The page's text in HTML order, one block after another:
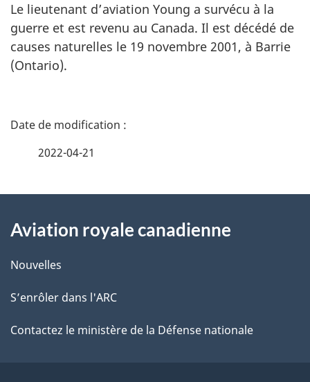
Le lieutenant d’aviation Young a survécu à la
guerre et est revenu au Canada. Il est décédé de
causes naturelles le 19 novembre 2001, à Barrie
(Ontario).
D
i
l
s
d
2022-04-21
propos
de
ce
site
Aviation royale canadienne
Nouvelles
S’enrôler dans l'ARC
Contactez le ministère de la Défense nationale